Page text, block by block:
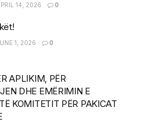
14, 2026 0
1, 2026 0
APLIKIM, PËR
DHE EMËRIMIN E
KOMITETIT PËR PAKICAT